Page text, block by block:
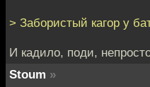
> Забористый кагор у
И кадило, поди,
Stoum »